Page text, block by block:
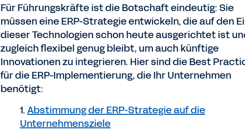
Für Führungskräfte ist die Botschaft eindeutig: Sie
müssen eine ERP-Strategie entwickeln, die auf den
dieser Technologien schon heute ausgerichtet ist
zugleich flexibel genug bleibt, um auch künftige
Innovationen zu integrieren. Hier sind die Best
für die ERP-Implementierung, die Ihr Unternehmen
benötigt:
1.Abstimmung der ERP-Strategie auf die
Unternehmensziele